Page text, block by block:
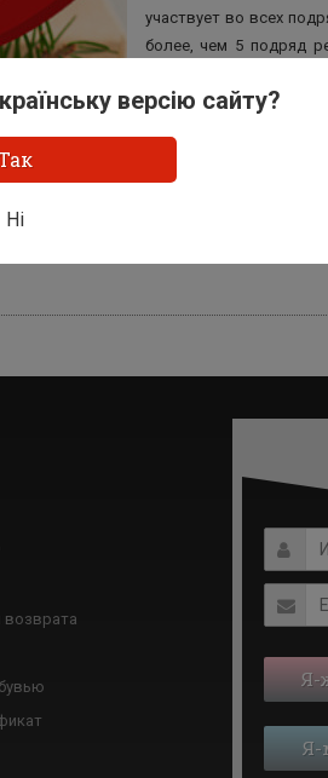
участвует во всех
более, чем 5 подряд
перестаете быть
Результаты конкурса
15 декабря. Желаем
возврата
Я-
версію сайту?
Ні